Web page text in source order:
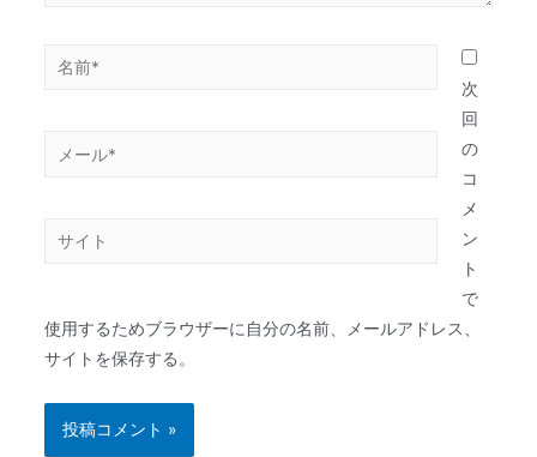
次
回
の
コ
メ
ン
ト
で
使用するためブラウザーに自分の名前、メールアドレス、
サイトを保存する。